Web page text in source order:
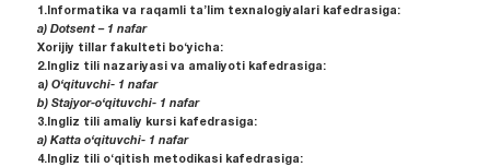
1.Informatika va raqamli ta’lim texnalogiyalari kafedrasiga:
a) Dotsent – 1 nafar
Xorijiy tillar fakulteti bo‘yicha:
2.Ingliz tili nazariyasi va amaliyoti kafedrasiga:
a) O‘qituvchi- 1 nafar
b) Stajyor-o‘qituvchi- 1 nafar
3.Ingliz tili amaliy kursi kafedrasiga:
a) Katta o‘qituvchi- 1 nafar
4.Ingliz tili o‘qitish metodikasi kafedrasiga: